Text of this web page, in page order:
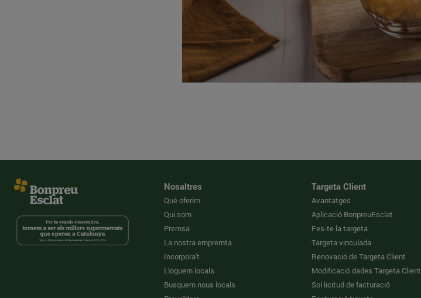
Nosaltres
Què oferim
Qui som
Premsa
La nostra empremta
Incorpora't
Lloguem locals
Busquem nous locals
Targeta Client
Avantatges
Aplicació BonpreuEsclat
Fes-te la targeta
Targeta vinculada
Renovació de Targeta Client
Modificació dades Targeta Client
Sol·licitud de facturació